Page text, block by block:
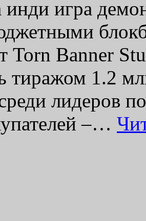
игра
Torn Banner
тиражом 1.2
лидеров
–…